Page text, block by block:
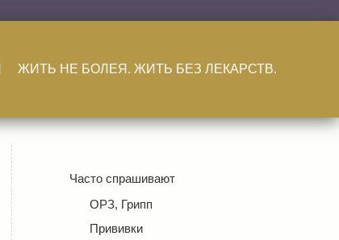
ЖИТЬ НЕ БОЛЕЯ. ЖИТЬ БЕЗ ЛЕКАРСТВ.
Часто спрашивают
ОРЗ, Грипп
Прививки